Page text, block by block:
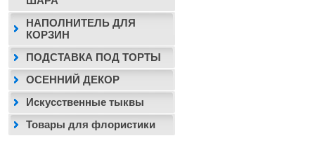
НАПОЛНИТЕЛЬ ДЛЯ
КОРЗИН
ПОДСТАВКА ПОД ТОРТЫ
ОСЕННИЙ ДЕКОР
Искусственные тыквы
Товары для флористики